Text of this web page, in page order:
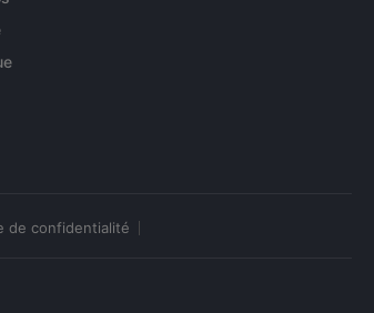
de confidentialité